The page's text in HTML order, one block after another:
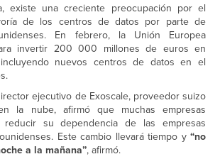
existe una creciente preocupación por el
de los centros de datos por parte de
En febrero, la Unión Europea
invertir 200 000 millones de euros en
nuevos centros de datos en el
ejecutivo de Exoscale, proveedor suizo
la nube, afirmó que muchas empresas
reducir su dependencia de las empresas
Este cambio llevará tiempo y “no
a la mañana”, afirmó.